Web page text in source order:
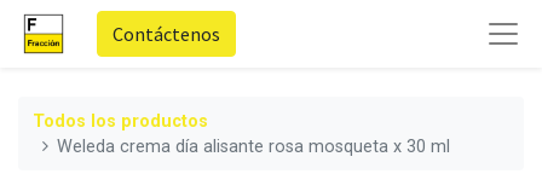
Contáctenos
Todos los productos
Weleda crema día alisante rosa mosqueta x 30 ml